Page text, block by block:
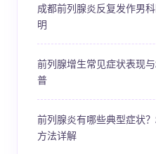
成都前列腺炎反复发作男
明
前列腺增生常见症状表现
普
前列腺炎有哪些典型症状
方法详解